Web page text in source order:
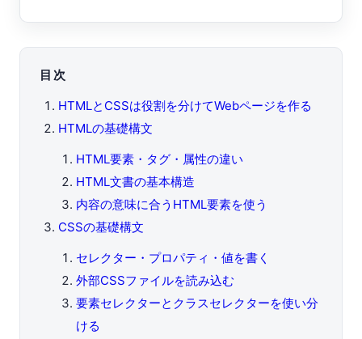
目次
HTMLとCSSは役割を分けてWebページを作る
HTMLの基礎構文
HTML要素・タグ・属性の違い
HTML文書の基本構造
内容の意味に合うHTML要素を使う
CSSの基礎構文
セレクター・プロパティ・値を書く
外部CSSファイルを読み込む
要素セレクターとクラスセレクターを使い分
ける